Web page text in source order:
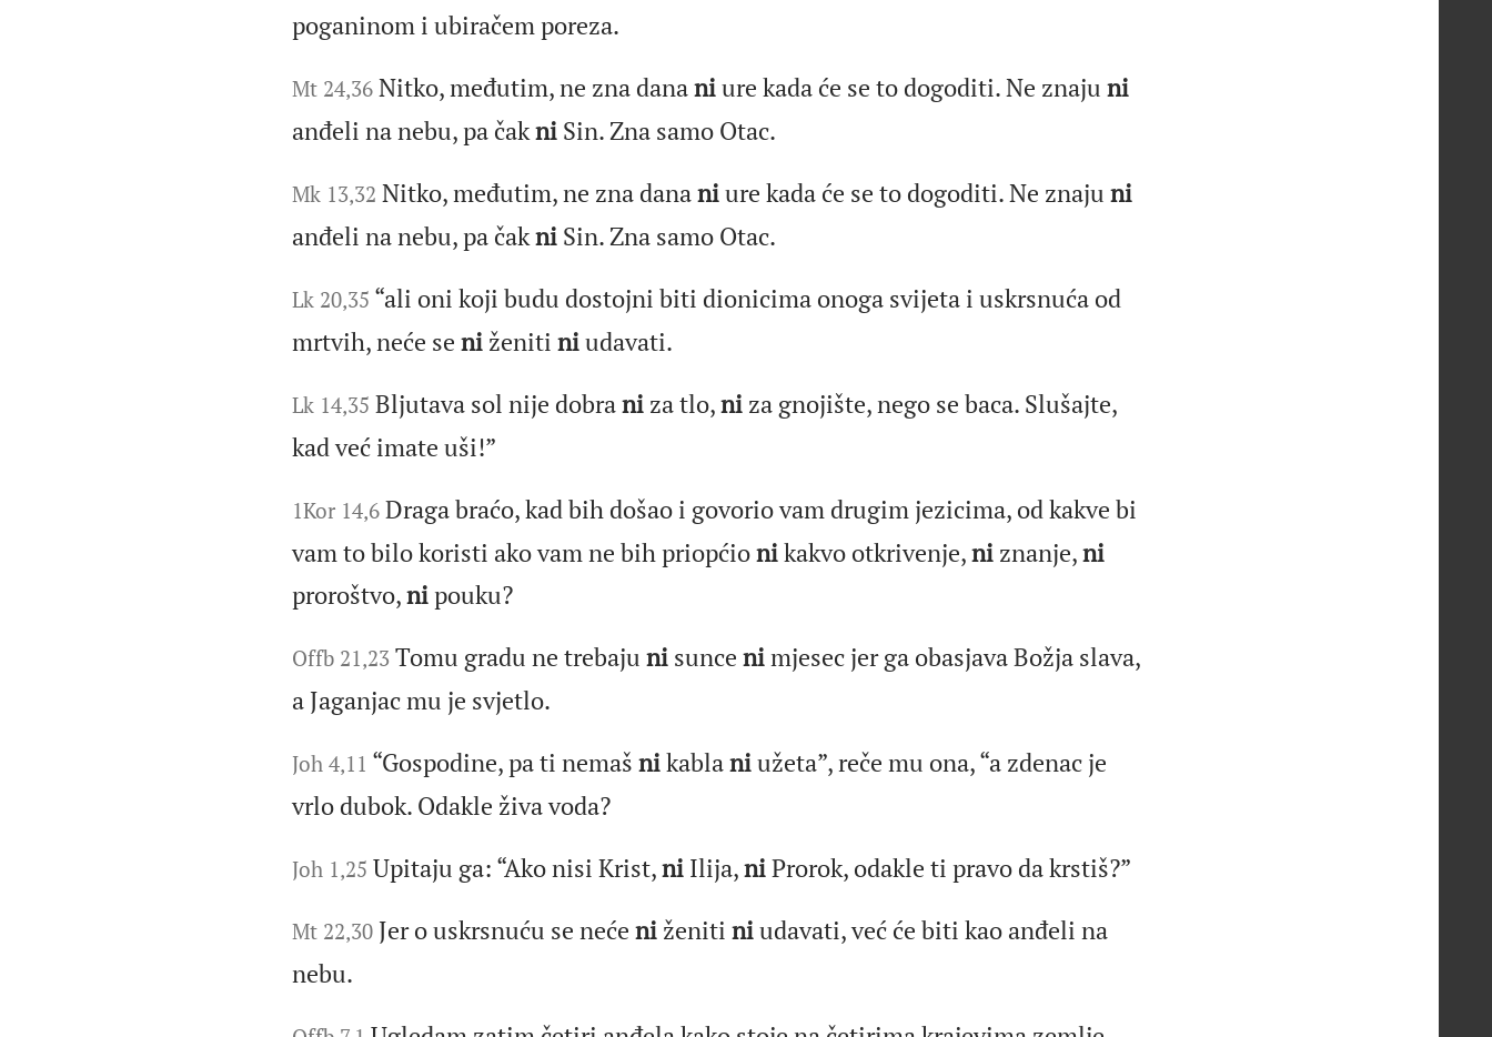
poganinom i ubiračem poreza.
Mt 24,36 Nitko, međutim, ne zna dananiure kada će se to dogoditi. Ne znaju ni
anđeli na nebu, pa čakniSin. Zna samo Otac.
Mk 13,32 Nitko, međutim, ne zna dananiure kada će se to dogoditi. Ne znaju ni
anđeli na nebu, pa čakniSin. Zna samo Otac.
Lk 20,35 “ali oni koji budu dostojni biti dionicima onoga svijeta i uskrsnuća od
mrtvih, neće se niženiti niudavati.
Lk 14,35 Bljutava sol nije dobraniza tlo,niza gnojište, nego se baca. Slušajte,
kad već imate uši!”
1Kor 14,6 Draga braćo, kad bih došao i govorio vam drugim jezicima, od kakve bi
vam to bilo koristi ako vam ne bih priopćionikakvo otkrivenje,niznanje,ni
proroštvo,nipouku?
Offb 21,23 Tomu gradu ne trebaju nisunce nimjesec jer ga obasjava Božja slava,
a Jaganjac mu je svjetlo.
Joh 4,11 “Gospodine, pa ti nemaš nikablaniužeta”, reče mu ona, “a zdenac je
vrlo dubok. Odakle živa voda?
Joh 1,25 Upitaju ga: “Ako nisi Krist,niIlija,niProrok, odakle ti pravo da krstiš?”
Mt 22,30 Jer o uskrsnuću se neće niženiti niudavati, već će biti kao anđeli na
nebu.